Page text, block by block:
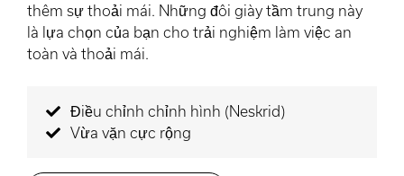
thêm sự thoải mái. Những đôi giày tầm trung này
là lựa chọn của bạn cho trải nghiệm làm việc an
toàn và thoải mái.
Điều chỉnh chỉnh hình (Neskrid)
Vừa vặn cực rộng